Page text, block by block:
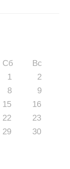
Сб
Вс
1
2
8
9
15
16
22
23
29
30